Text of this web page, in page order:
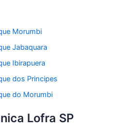
Morumbi
Jabaquara
Ibirapuera
dos Principes
do Morumbi
Lofra SP